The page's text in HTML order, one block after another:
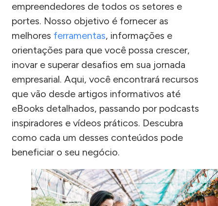
empreendedores de todos os setores e
portes. Nosso objetivo é fornecer as
melhores ferramentas, informações e
orientações para que você possa crescer,
inovar e superar desafios em sua jornada
empresarial. Aqui, você encontrará recursos
que vão desde artigos informativos até
eBooks detalhados, passando por podcasts
inspiradores e vídeos práticos. Descubra
como cada um desses conteúdos pode
beneficiar o seu negócio.